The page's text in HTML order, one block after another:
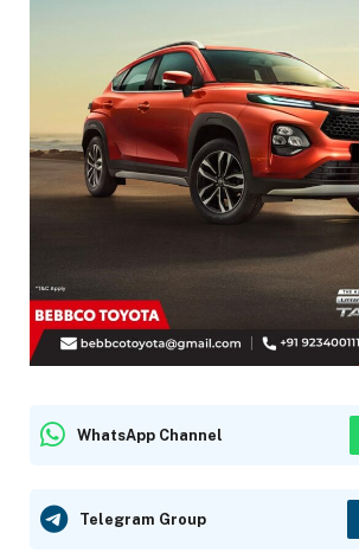
WhatsApp Channel
Telegram Group